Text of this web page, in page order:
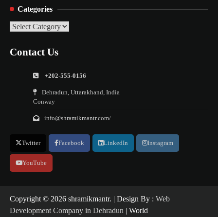
Categories
Categories
Contact Us
+202-555-0156
Dehradun, Uttarakhand, India
Conway
info@shramikmantr.com/
Twitter Facebook LinkedIn Instagram
YouTube
Copyright ©️ 2026 shramikmantr. | Design By : Web
Development Company in Dehradun | World